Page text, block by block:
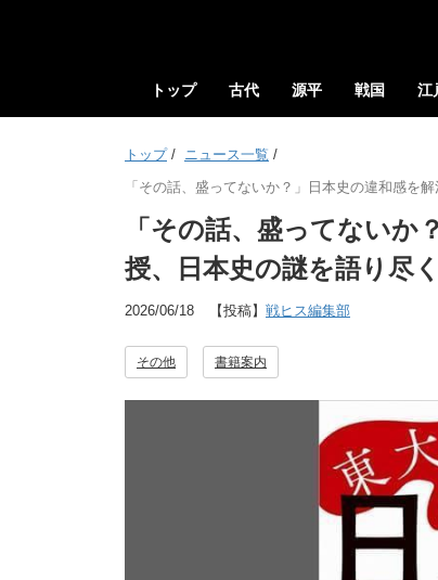
トップ 古代 源平 戦国 江
トップ / ニュース一覧 /
「その話、盛ってないか？」日本史の違和感を
「その話、盛ってないか
授、日本史の謎を語り尽
2026/06/18 【投稿】 戦ヒス編集部
その他 書籍案内